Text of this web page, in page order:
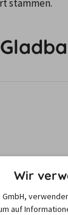
stammen.
Hyundai i10
4
Wir
GmbH,
auf